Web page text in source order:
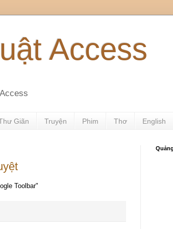
Access
Giãn Truyện Phim Thơ English
Toolbar"